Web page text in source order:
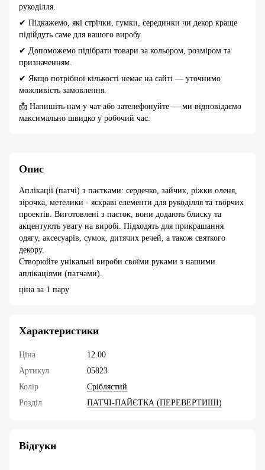
рукоділля.
✔ Підкажемо, які стрічки, гумки, серединки чи декор краще
підійдуть саме для вашого виробу.
✔ Допоможемо підібрати товари за кольором, розміром та
призначенням.
✔ Якщо потрібної кількості немає на сайті — уточнимо
можливість замовлення.
📩 Напишіть нам у чат або зателефонуйте — ми відповідаємо
максимально швидко у робочий час.
Опис
Аплікації (патчі) з паєтками: сердечко, зайчик, ріжки оленя,
зірочка, метелики - яскраві елементи для рукоділля та творчих
проектів. Виготовлені з паєток, вони додають блиску та
акцентують увагу на виробі. Підходять для прикрашання
одягу, аксесуарів, сумок, дитячих речей, а також святкого
декору.
Створюйте унікальні вироби своїми руками з нашими
аплікаціями (патчами).
ціна за 1 пару
Характеристики
Ціна
12.00
Артикул
05823
Колір
Сріблястий
Розділ
ПАТЧІ-ПАЙЄТКА (ПЕРЕВЕРТИШІ)
Відгуки